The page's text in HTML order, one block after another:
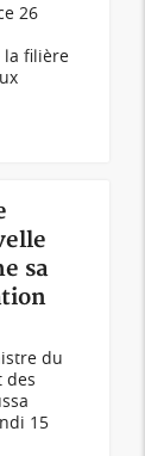
26
la filière
sa
du
des
15